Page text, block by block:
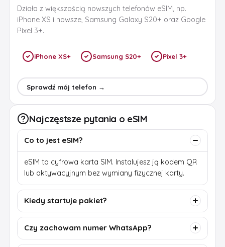
Działa z większością nowszych telefonów eSIM, np.
iPhone XS i nowsze, Samsung Galaxy S20+ oraz Google
Pixel 3+.
iPhone XS+ Samsung S20+ Pixel 3+
Sprawdź mój telefon →
Najczęstsze pytania o eSIM
Co to jest eSIM?
eSIM to cyfrowa karta SIM. Instalujesz ją kodem QR
lub aktywacyjnym bez wymiany fizycznej karty.
Kiedy startuje pakiet?
Czy zachowam numer WhatsApp?